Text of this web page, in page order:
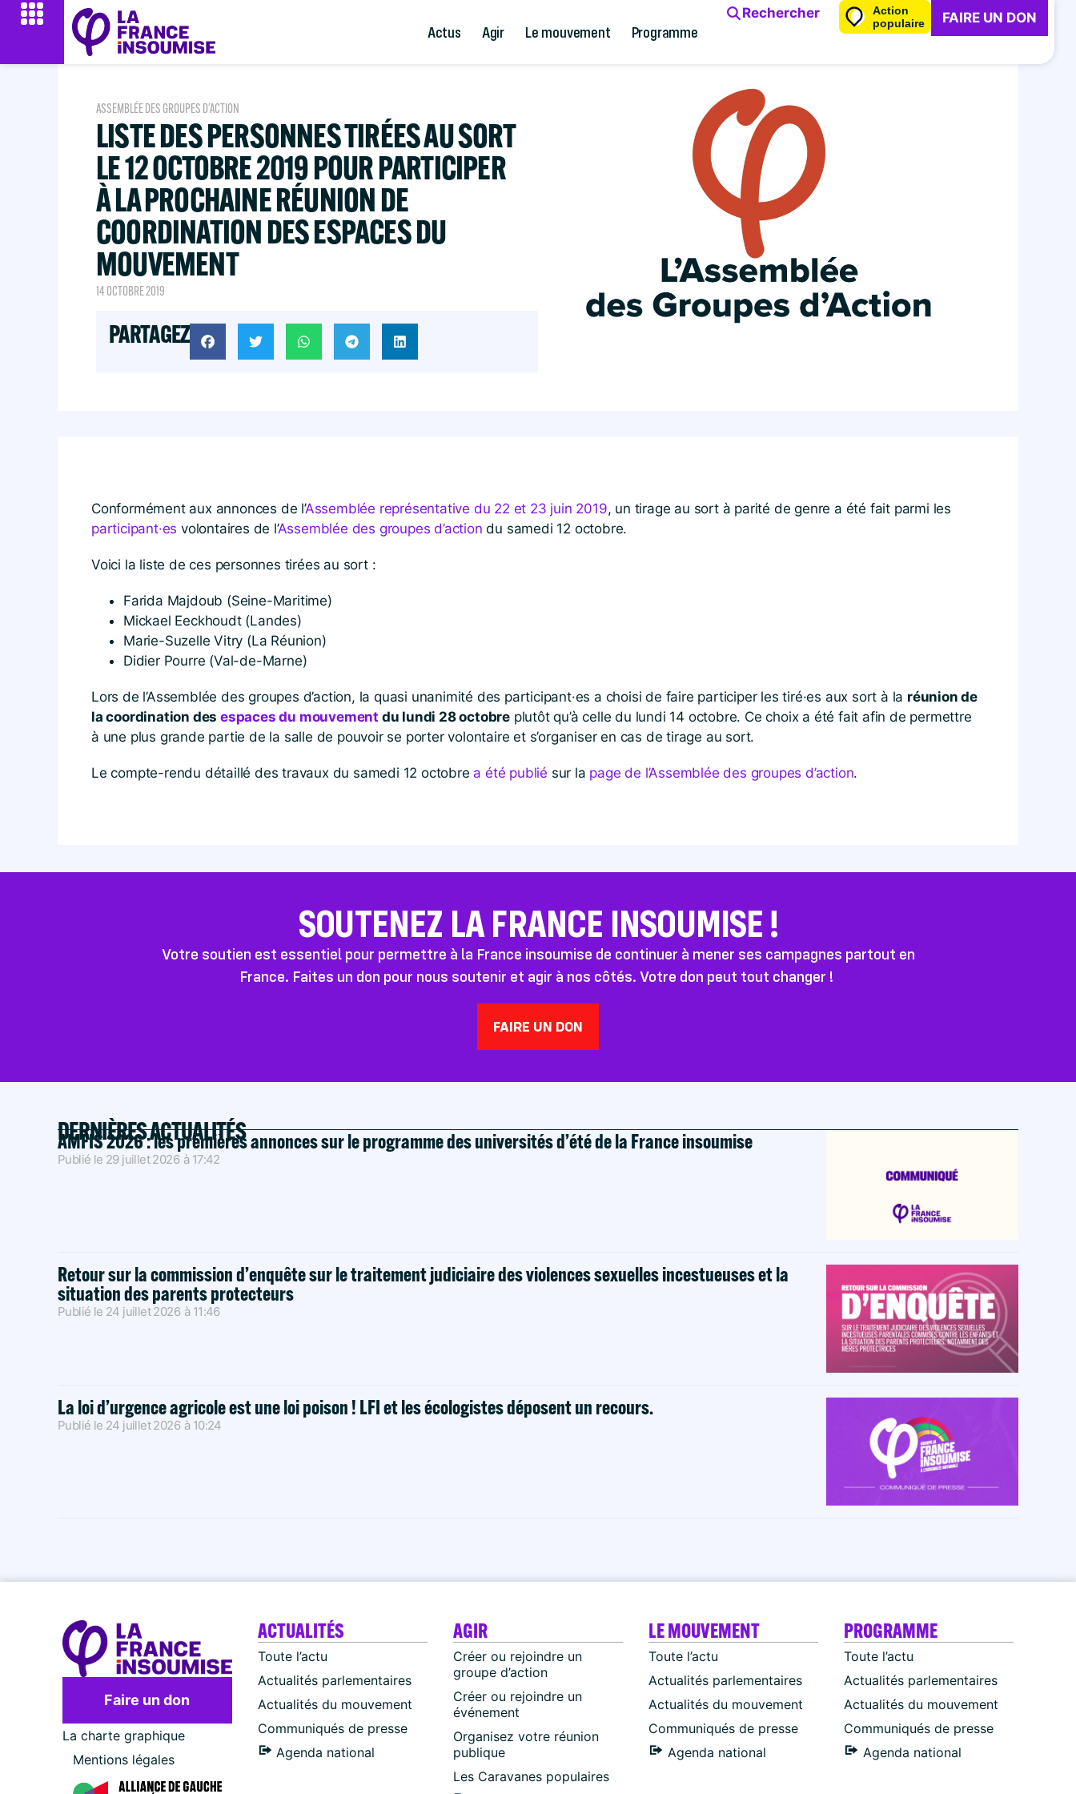
Actus Agir Le mouvement Programme
Rechercher
Action
populaire
FAIRE UN DON
ASSEMBLÉE DES GROUPES D'ACTION
LISTE DES PERSONNES TIRÉES AU SORT
LE 12 OCTOBRE 2019 POUR PARTICIPER
À LA PROCHAINE RÉUNION DE
COORDINATION DES ESPACES DU
MOUVEMENT
14 OCTOBRE 2019
PARTAGEZ
Conformément aux annonces de l’Assemblée représentative du 22 et 23 juin 2019, un tirage au sort à parité de genre a été fait parmi les
participant·es volontaires de l’Assemblée des groupes d’action du samedi 12 octobre.
Voici la liste de ces personnes tirées au sort :
Farida Majdoub (Seine-Maritime)
Mickael Eeckhoudt (Landes)
Marie-Suzelle Vitry (La Réunion)
Didier Pourre (Val-de-Marne)
Lors de l’Assemblée des groupes d’action, la quasi unanimité des participant·es a choisi de faire participer les tiré·es aux sort à la réunion de
la coordination desespaces du mouvement du lundi 28 octobre plutôt qu’à celle du lundi 14 octobre. Ce choix a été fait afin de permettre
à une plus grande partie de la salle de pouvoir se porter volontaire et s’organiser en cas de tirage au sort.
Le compte-rendu détaillé des travaux du samedi 12 octobre a été publié sur la page de l’Assemblée des groupes d’action.
SOUTENEZ LA FRANCE INSOUMISE !
Votre soutien est essentiel pour permettre à la France insoumise de continuer à mener ses campagnes partout en
France. Faites un don pour nous soutenir et agir à nos côtés. Votre don peut tout changer !
FAIRE UN DON
DERNIÈRES ACTUALITÉS
AMFIS 2026 : les premières annonces sur le programme des universités d’été de la France insoumise
Publié le 29 juillet 2026 à 17:42
Retour sur la commission d’enquête sur le traitement judiciaire des violences sexuelles incestueuses et la
situation des parents protecteurs
Publié le 24 juillet 2026 à 11:46
La loi d’urgence agricole est une loi poison ! LFI et les écologistes déposent un recours.
Publié le 24 juillet 2026 à 10:24
Faire un don
La charte graphique
Mentions légales
ACTUALITÉS
Toute l’actu
Actualités parlementaires
Actualités du mouvement
Communiqués de presse
Agenda national
AGIR
Créer ou rejoindre un
groupe d’action
Créer ou rejoindre un
événement
Organisez votre réunion
publique
Les Caravanes populaires
LE MOUVEMENT
Toute l’actu
Actualités parlementaires
Actualités du mouvement
Communiqués de presse
Agenda national
PROGRAMME
Toute l’actu
Actualités parlementaires
Actualités du mouvement
Communiqués de presse
Agenda national